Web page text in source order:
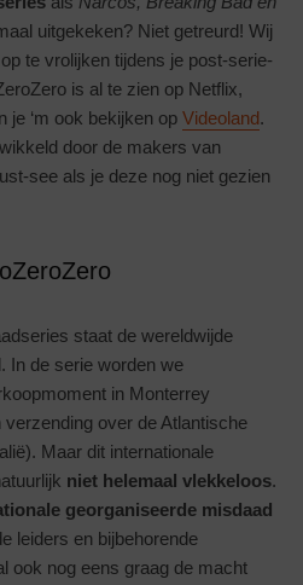
uitgekeken? Niet getreurd! Wij
te vrolijken tijdens je post-serie-
is al te zien op Netflix,
je ‘m ook bekijken op Videoland.
door de makers van
see als je deze nog niet gezien
staat de wereldwijde
In de serie worden we
in Monterrey
over de Atlantische
Maar dit internationale
niet helemaal vlekkeloos.
georganiseerde misdaad
leiders en bijbehorende
ook nog eens graag de macht